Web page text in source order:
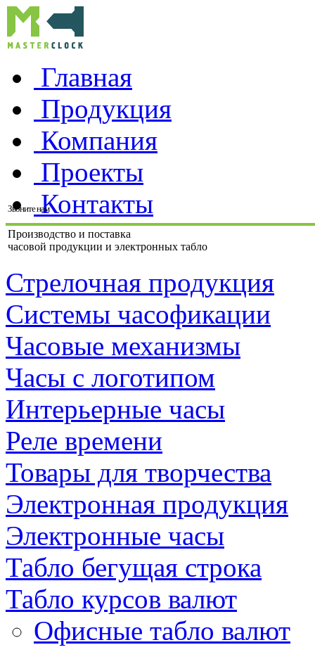
Главная
Продукция
Компания
Проекты
Контакты
Звоните нам
Производство и поставка
часовой продукции и электронных табло
Стрелочная продукция
Системы часофикации
Часовые механизмы
Часы с логотипом
Интерьерные часы
Реле времени
Товары для творчества
Электронная продукция
Электронные часы
Табло бегущая строка
Табло курсов валют
Офисные табло валют